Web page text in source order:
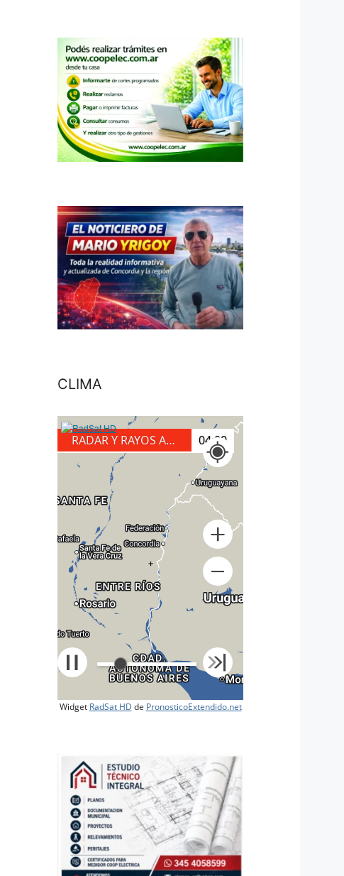
CLIMA
RADAR Y RAYOS A TIERRA 04:20
+
Widget RadSat HD de PronosticoExtendido.net